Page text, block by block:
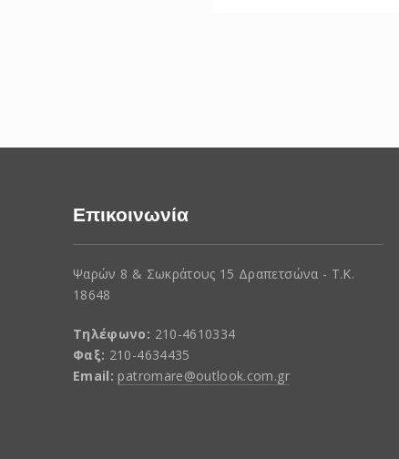
Επικοινωνία
Ψαρών 8 & Σωκράτους 15 Δραπετσώνα - Τ.Κ.
18648
Τηλέφωνο: 210-4610334
Φαξ: 210-4634435
Email: patromare@outlook.com.gr